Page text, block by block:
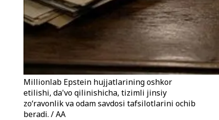
Millionlab Epstein hujjatlarining oshkor
etilishi, da'vo qilinishicha, tizimli jinsiy
zoʻravonlik va odam savdosi tafsilotlarini ochib
beradi. / AA